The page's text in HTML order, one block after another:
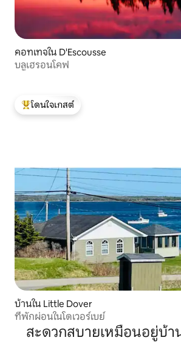
คอทเทจใน D'Escousse
บลูเฮรอนโคฟ
โดนใจเกสต์ที่สุด
โดนใจเกสต์
บ้านใน Little Dover
ที่พักผ่อนในโดเวอร์เบย์
สะดวกสบายเหมือนอยู่บ้า